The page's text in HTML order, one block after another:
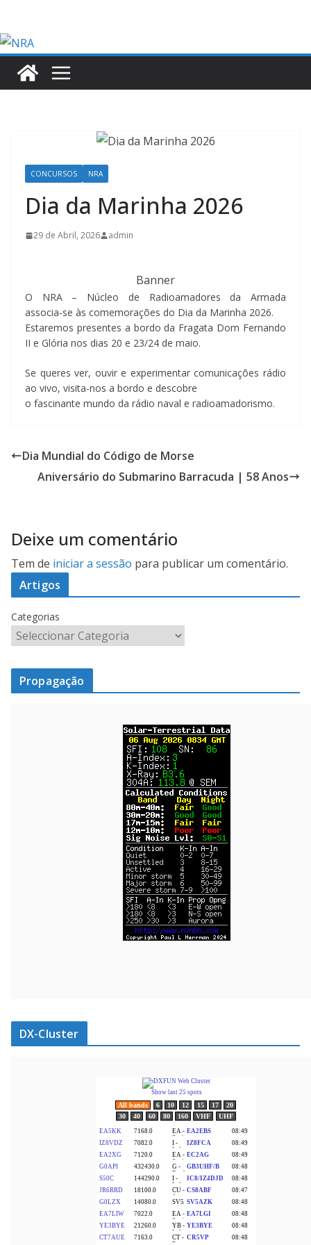
content
CONCURSOS NRA
Dia da Marinha 2026
29 de Abril, 2026 admin
Banner
O NRA – Núcleo de Radioamadores da Armada
associa‑se às comemorações do Dia da Marinha 2026.
Estaremos presentes a bordo da Fragata Dom Fernando
II e Glória nos dias 20 e 23/24 de maio.
Se queres ver, ouvir e experimentar comunicações rádio
ao vivo, visita-nos a bordo e descobre
o fascinante mundo da rádio naval e radioamadorismo.
Dia Mundial do Código de Morse
Aniversário do Submarino Barracuda | 58 Anos
Deixe um comentário
Tem de iniciar a sessão para publicar um comentário.
Artigos
Categorias
Propagação
DX-Cluster